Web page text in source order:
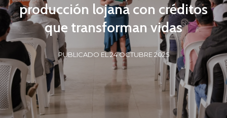
producción lojana con créditos
que transforman vidas
PUBLICADO EL 24 OCTUBRE 2025